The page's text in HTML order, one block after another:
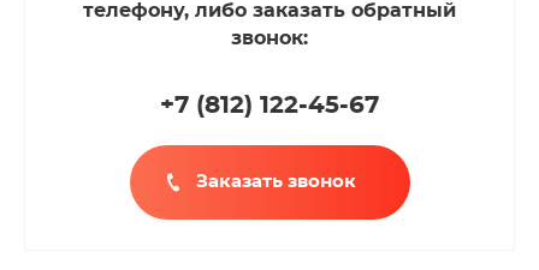
телефону, либо заказать обратный
звонок:
+7 (812) 122-45-67
Заказать звонок